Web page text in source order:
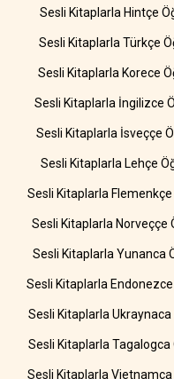
Sesli Kitaplarla Hintçe
Sesli Kitaplarla Türkçe
Sesli Kitaplarla Korece
Sesli Kitaplarla İngilizce
Sesli Kitaplarla İsveççe
Sesli Kitaplarla Lehçe
Sesli Kitaplarla
Sesli Kitaplarla Norveççe
Sesli Kitaplarla Yunanca
Sesli Kitaplarla
Sesli Kitaplarla Ukraynaca
Sesli Kitaplarla Tagalogca
Sesli Kitaplarla Vietnamca